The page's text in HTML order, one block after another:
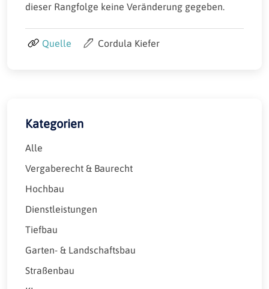
dieser Rangfolge keine Veränderung gegeben.
Quelle Cordula Kiefer
Kategorien
Alle
Vergaberecht & Baurecht
Hochbau
Dienstleistungen
Tiefbau
Garten- & Landschaftsbau
Straßenbau